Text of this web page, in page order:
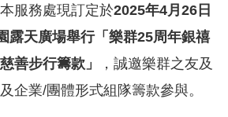
服務處現訂定於2025年4月 26 日
露天廣場舉行「樂群25周年銀禧
善步行籌款」
，誠邀樂群之友及
企業/團體形式組隊籌款參與。